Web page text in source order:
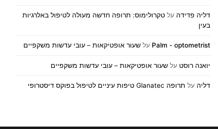
דליה פדידה על טקרולימוס: תרופה חדשה מעולה לטיפול באלרגיות
בעין
Palm - optometrist על שעור אופטיקאות – עובי עדשות משקפיים
יואנה רוסט על שעור אופטיקאות – עובי עדשות משקפיים
דליה על תרופה Glanatec טיפות עיניים לטיפול בפוקס דיסטרופי